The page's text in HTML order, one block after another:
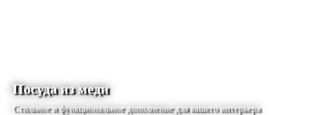
Посуда из меди
Стильное и функциональное дополнение для вашего интерьера